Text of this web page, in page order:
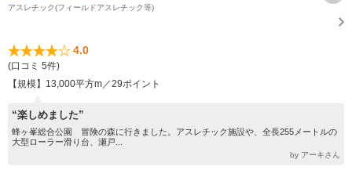
アスレチック(フィールドアスレチック等)
4.0
(口コミ 5件)
【規模】13,000平方m／29ポイント
“楽しめました”
蜂ヶ峯総合公園 冒険の森に行きました。アスレチック施設や、全長255メートルの
大型ローラー滑り台、瀬戸...
by アーキさん